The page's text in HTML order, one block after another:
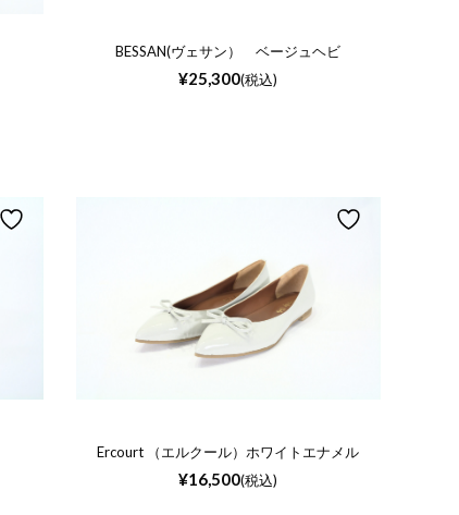
BESSAN(ヴェサン） ベージュヘビ
¥25,300(税込)
Ercourt （エルクール）ホワイトエナメル
¥16,500(税込)